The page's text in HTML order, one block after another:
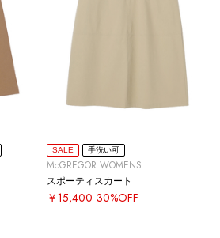
SALE 手洗い可
McGREGOR WOMENS
スポーティスカート
￥15,400 30%OFF